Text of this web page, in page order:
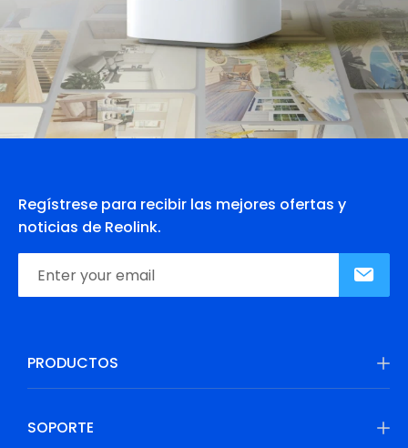
Regístrese para recibir las mejores ofertas y
noticias de Reolink.
PRODUCTOS
SOPORTE